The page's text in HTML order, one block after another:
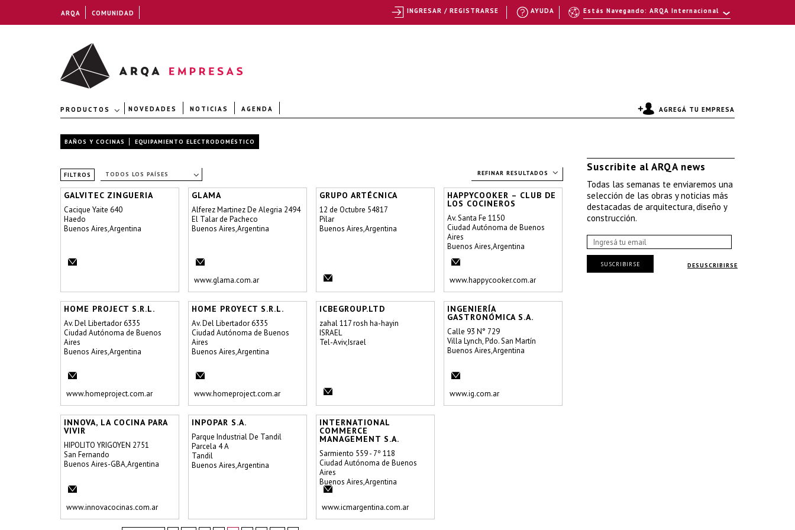
PRODUCTOS NOVEDADES NOTICIAS AGENDA AGREGÁ TU EMPRESA
BAÑOS Y COCINAS EQUIPAMIENTO ELECTRODOMÉSTICO
FILTROS TODOS LOS PAÍSES REFINAR RESULTADOS
GALVITEC ZINGUERIA
Cacique Yaite 640
Haedo
Buenos Aires,Argentina
GLAMA
Alferez Martinez De Alegria 2494
El Talar de Pacheco
Buenos Aires,Argentina
www.glama.com.ar
GRUPO ARTÉCNICA
12 de Octubre 54817
Pilar
Buenos Aires,Argentina
HAPPYCOOKER – CLUB DE
LOS COCINEROS
Av. Santa Fe 1150
Ciudad Autónoma de Buenos
Aires
Buenos Aires,Argentina
www.happycooker.com.ar
HOME PROJECT S.R.L.
Av. Del Libertador 6335
Ciudad Autónoma de Buenos
Aires
Buenos Aires,Argentina
www.homeproject.com.ar
HOME PROYECT S.R.L.
Av. Del Libertador 6335
Ciudad Autónoma de Buenos
Aires
Buenos Aires,Argentina
www.homeproject.com.ar
ICBEGROUP.LTD
zahal 117 rosh ha-hayin
ISRAEL
Tel-Aviv,Israel
INGENIERÍA
GASTRONÓMICA S.A.
Calle 93 N° 729
Villa Lynch, Pdo. San Martín
Buenos Aires,Argentina
www.ig.com.ar
INNOVA, LA COCINA PARA
VIVIR
HIPOLITO YRIGOYEN 2751
San Fernando
Buenos Aires-GBA,Argentina
www.innovacocinas.com.ar
INPOPAR S.A.
Parque Industrial De Tandil
Parcela 4 A
Tandil
Buenos Aires,Argentina
INTERNATIONAL
COMMERCE
MANAGEMENT S.A.
Sarmiento 559 - 7º 118
Ciudad Autónoma de Buenos
Aires
Buenos Aires,Argentina
www.icmargentina.com.ar
Suscribite al ARQA news
Todas las semanas te enviaremos una
selección de las obras y noticias más
destacadas de arquitectura, diseño y
construcción.
DESUSCRIBIRSE
SUSCRIBIRSE
ARQA COMUNIDAD Estás Navegando: ARQA Internacional
AYUDA
INGRESAR / REGISTRARSE